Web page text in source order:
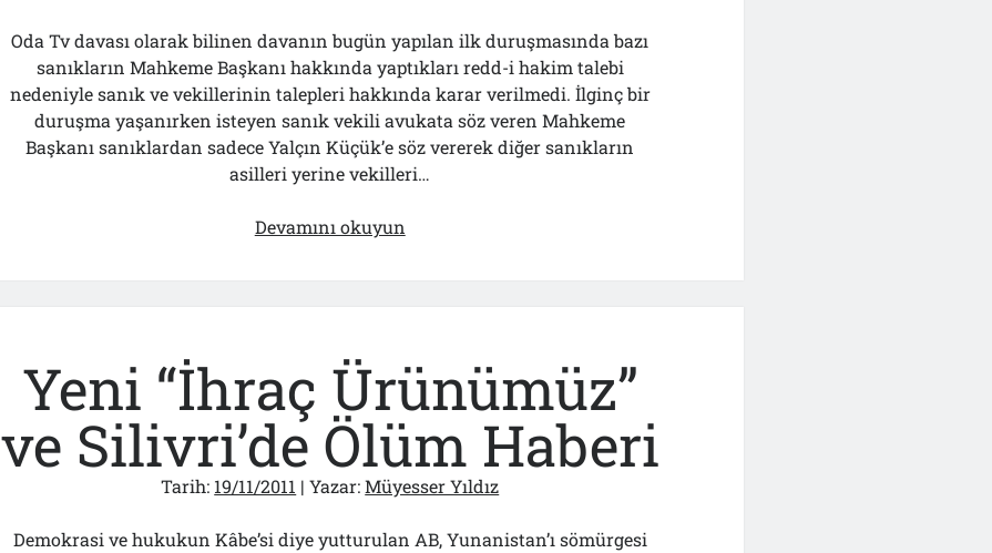
Oda Tv davası olarak bilinen davanın bugün yapılan ilk duruşmasında bazı
sanıkların Mahkeme Başkanı hakkında yaptıkları redd-i hakim talebi
nedeniyle sanık ve vekillerinin talepleri hakkında karar verilmedi. İlginç bir
duruşma yaşanırken isteyen sanık vekili avukata söz veren Mahkeme
Başkanı sanıklardan sadece Yalçın Küçük’e söz vererek diğer sanıkların
asilleri yerine vekilleri…
Devamını okuyun
Müyesser
Yıldız’ın
Basın
Acıklaması
Yeni “İhraç Ürünümüz”
ve Silivri’de Ölüm Haberi
Tarih: 19/11/2011 | Yazar:Müyesser Yıldız
Demokrasi ve hukukun Kâbe’si diye yutturulan AB, Yunanistan’ı sömürgesi